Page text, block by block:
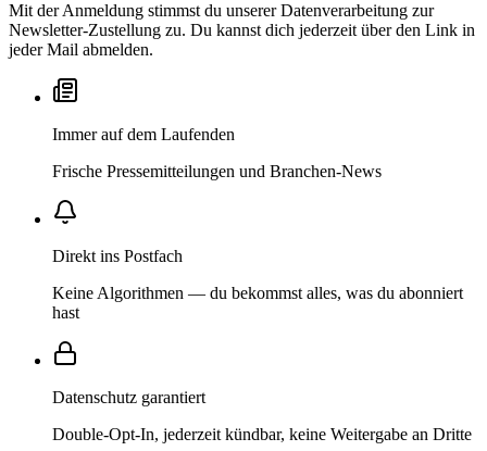
Mit der Anmeldung stimmst du unserer Datenverarbeitung zur
Newsletter-Zustellung zu. Du kannst dich jederzeit über den Link in
jeder Mail abmelden.
Immer auf dem Laufenden
Frische Pressemitteilungen und Branchen-News
Direkt ins Postfach
Keine Algorithmen — du bekommst alles, was du abonniert
hast
Datenschutz garantiert
Double-Opt-In, jederzeit kündbar, keine Weitergabe an Dritte